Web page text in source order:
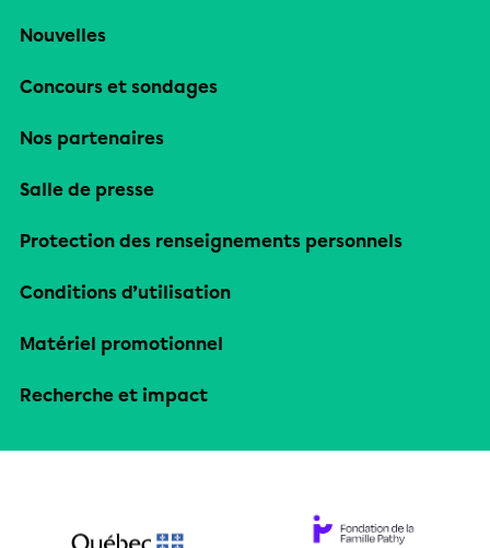
Nouvelles
Concours et sondages
Nos partenaires
Salle de presse
Protection des renseignements personnels
Conditions d’utilisation
Matériel promotionnel
Recherche et impact